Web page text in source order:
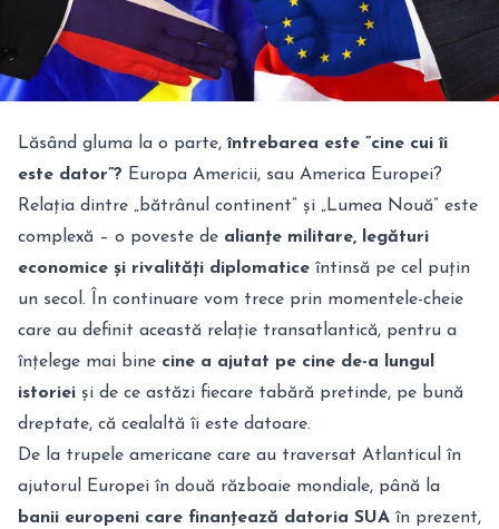
Lăsând gluma la o parte,întrebarea este ”cine cui îi
este dator”? Europa Americii, sau America Europei?
Relația dintre „bătrânul continent” și „Lumea Nouă” este
complexă – o poveste de alianțe militare, legături
economice și rivalități diplomatice întinsă pe cel puțin
un secol. În continuare vom trece prin momentele-cheie
care au definit această relație transatlantică, pentru a
înțelege mai bine cine a ajutat pe cine de-a lungul
istoriei și de ce astăzi fiecare tabără pretinde, pe bună
dreptate, că cealaltă îi este datoare.
De la trupele americane care au traversat Atlanticul în
ajutorul Europei în două războaie mondiale, până la
banii europeni care finanțează datoria SUA în prezent,